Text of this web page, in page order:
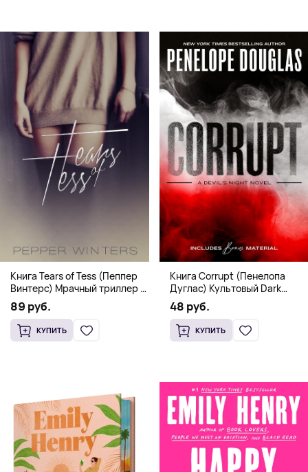
Книга Tears of Tess (Пеппер
Винтерс) Мрачный триллер о
выживании и страсти (18+)
89 руб.
КУПИТЬ
Книга Corrupt (Пенелопа
Дуглас) Культовый Dark
Romance бестселлер (18+)
48 руб.
КУПИТЬ